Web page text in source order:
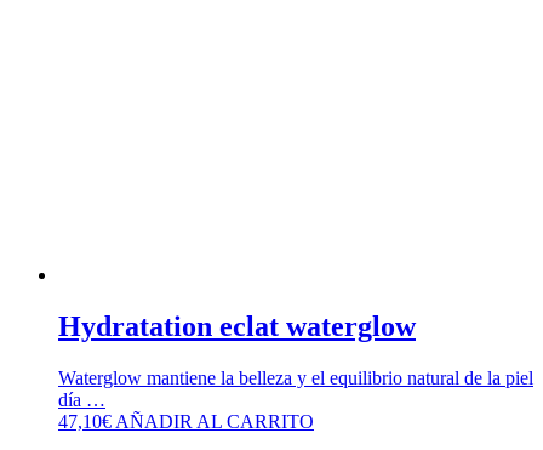
Hydratation eclat waterglow
Waterglow mantiene la belleza y el equilibrio natural de la piel
día …
47,10€ AÑADIR AL CARRITO